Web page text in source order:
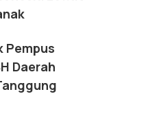
Pempus
Daerah